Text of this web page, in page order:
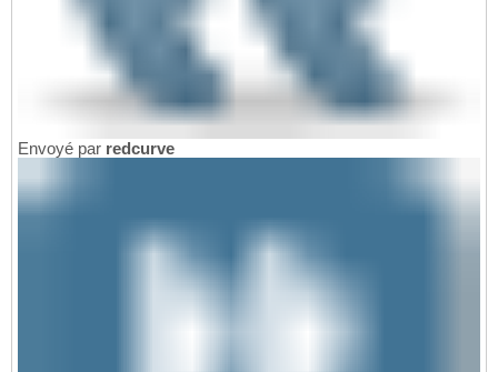
Envoyé par redcurve